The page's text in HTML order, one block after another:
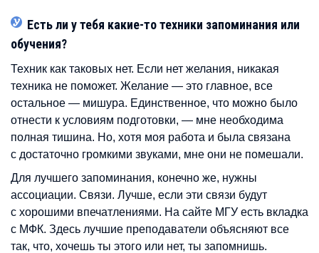
Есть ли у тебя какие-то техники запоминания или
обучения?
Техник как таковых нет. Если нет желания, никакая
техника не поможет. Желание — это главное, все
остальное — мишура. Единственное, что можно было
отнести к условиям подготовки, — мне необходима
полная тишина. Но, хотя моя работа и была связана
с достаточно громкими звуками, мне они не помешали.
Для лучшего запоминания, конечно же, нужны
ассоциации. Связи. Лучше, если эти связи будут
с хорошими впечатлениями. На сайте МГУ есть вкладка
с МФК. Здесь лучшие преподаватели объясняют все
так, что, хочешь ты этого или нет, ты запомнишь.